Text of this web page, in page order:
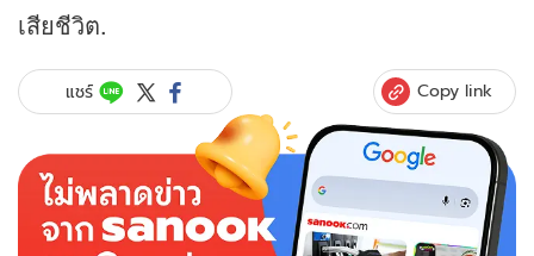
เสียชีวิต.
แชร์ Copy link